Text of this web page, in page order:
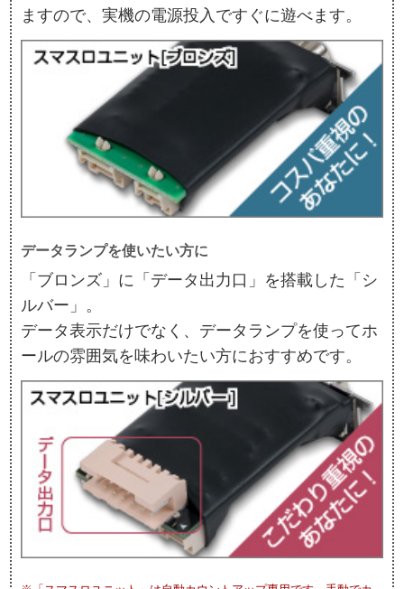
ますので、実機の電源投入ですぐに遊べます。
データランプを使いたい方に
「ブロンズ」に「データ出力口」を搭載した「シ
ルバー」。
データ表示だけでなく、データランプを使ってホ
ールの雰囲気を味わいたい方におすすめです。